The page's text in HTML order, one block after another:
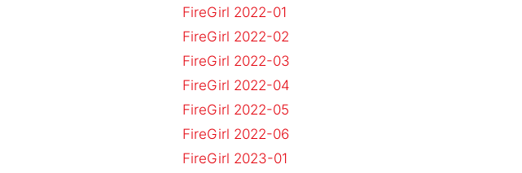
FireGirl 2022-01
FireGirl 2022-02
FireGirl 2022-03
FireGirl 2022-04
FireGirl 2022-05
FireGirl 2022-06
FireGirl 2023-01